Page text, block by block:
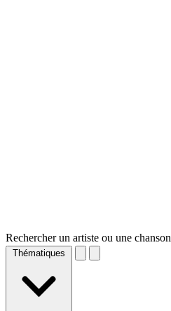
Rechercher un artiste ou une chanson
Thématiques